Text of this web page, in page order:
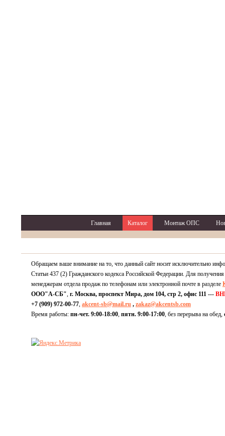
Главная Каталог Монтаж ОПС
Обращаем ваше внимание на то, что данный сайт носит исключительно
Статьи 437 (2) Гражданского кодекса Российской Федерации. Для
менеджерам отдела продаж по телефонам или электронной почте в разделе
ООО"А-СБ", г. Москва, проспект Мира, дом 104, стр 2, офис 111 ---
+7 (909) 972-00-77, akcent-sb@mail.ru , zakaz@akcentsb.com
Время работы: пн-чет. 9:00-18:00, пятн. 9:00-17:00, без перерыва на обед,